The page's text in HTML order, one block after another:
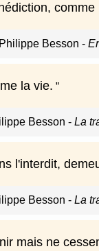
Philippe Besson -
la vie.
Besson - La
l'interdit,
Besson - La
mais ne